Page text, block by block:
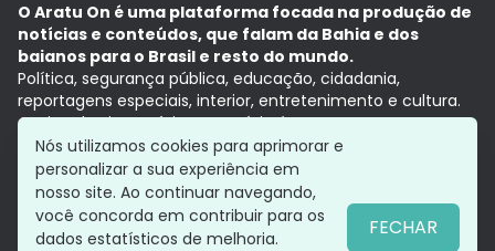
O Aratu On é uma plataforma focada na produção de
notícias e conteúdos, que falam da Bahia e dos
baianos para o Brasil e resto do mundo.
Política, segurança pública, educação, cidadania,
reportagens especiais, interior, entretenimento e cultura.
Aqui, tudo vira notícia e a notícia é no tempo presente,
com a credibilidade do Grupo Aratu.
Grupo Aratu
Política de privacidade
Nós utilizamos cookies para aprimorar e
personalizar a sua experiência em
nosso site. Ao continuar navegando,
você concorda em contribuir para os
dados estatísticos de melhoria.
FECHAR